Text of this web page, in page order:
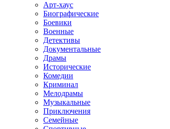
Арт-хаус
Биографические
Боевики
Военные
Детективы
Документальные
Драмы
Исторические
Комедии
Криминал
Мелодрамы
Музыкальные
Приключения
Семейные